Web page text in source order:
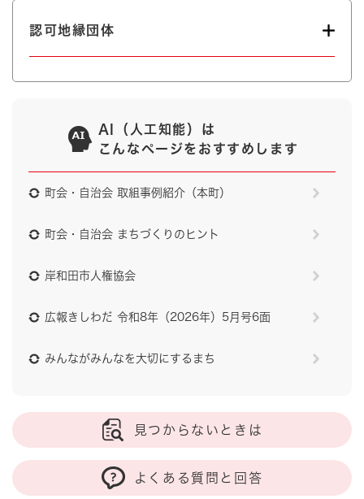
認可地縁団体
AI（人工知能）は
こんなページをおすすめします
町会・自治会 取組事例紹介（本町）
町会・自治会 まちづくりのヒント
岸和田市人権協会
広報きしわだ 令和8年（2026年）5月号6面
みんながみんなを大切にするまち
見つからないときは
よくある質問と回答